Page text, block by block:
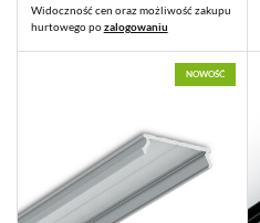
Widoczność cen oraz możliwość zakupu
hurtowego pozalogowaniu
NOWOŚĆ